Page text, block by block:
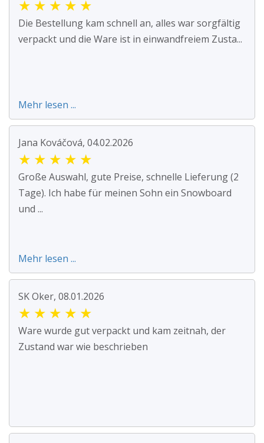
★ ★ ★ ★ ★
Die Bestellung kam schnell an, alles war sorgfältig
verpackt und die Ware ist in einwandfreiem Zusta...
Mehr lesen ...
Jana Kováčová, 04.02.2026
★ ★ ★ ★ ★
Große Auswahl, gute Preise, schnelle Lieferung (2
Tage). Ich habe für meinen Sohn ein Snowboard
und ...
Mehr lesen ...
SK Oker, 08.01.2026
★ ★ ★ ★ ★
Ware wurde gut verpackt und kam zeitnah, der
Zustand war wie beschrieben